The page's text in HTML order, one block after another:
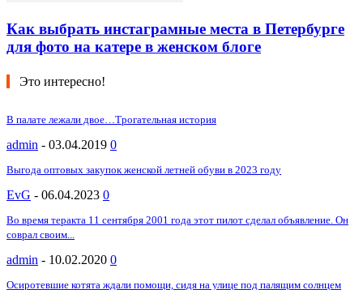
Как выбрать инстаграмные места в Петербурге
для фото на катере в женском блоге
Это интересно!
В палате лежали двое…Трогательная история
admin - 03.04.2019 0
Выгода оптовых закупок женской летней обуви в 2023 году
EvG - 06.04.2023 0
Во время теракта 11 сентября 2001 года этот пилот сделал объявление. Он
соврал своим...
admin - 10.02.2020 0
Осиротевшие котята ждали помощи, сидя на улице под палящим солнцем